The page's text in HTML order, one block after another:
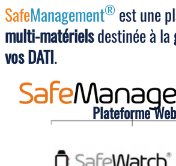
SafeManagement® est une
multi-matérielsdestinée à la
vos DATI.
Plateforme Web